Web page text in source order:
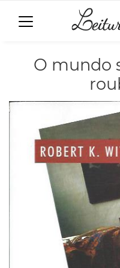
O mundo